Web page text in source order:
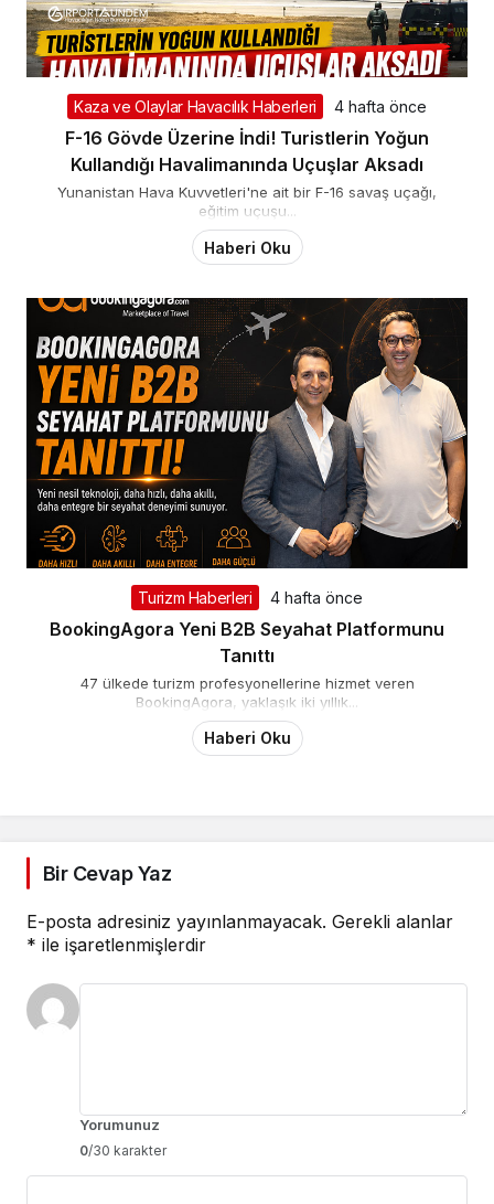
Kaza ve Olaylar Havacılık Haberleri 4 hafta önce
F-16 Gövde Üzerine İndi! Turistlerin Yoğun
Kullandığı Havalimanında Uçuşlar Aksadı
Yunanistan Hava Kuvvetleri'ne ait bir F-16 savaş uçağı,
eğitim uçuşu...
Haberi Oku
Turizm Haberleri 4 hafta önce
BookingAgora Yeni B2B Seyahat Platformunu
Tanıttı
47 ülkede turizm profesyonellerine hizmet veren
BookingAgora, yaklaşık iki yıllık...
Haberi Oku
Bir Cevap Yaz
E-posta adresiniz yayınlanmayacak. Gerekli alanlar
* ile işaretlenmişlerdir
Yorumunuz
0/30 karakter